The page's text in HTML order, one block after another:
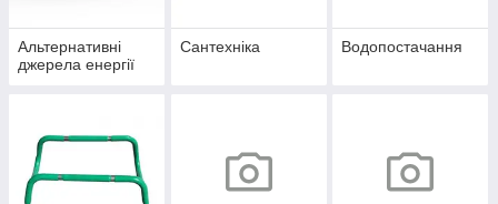
Альтернативні
джерела енергії
Сантехніка Водопостачання